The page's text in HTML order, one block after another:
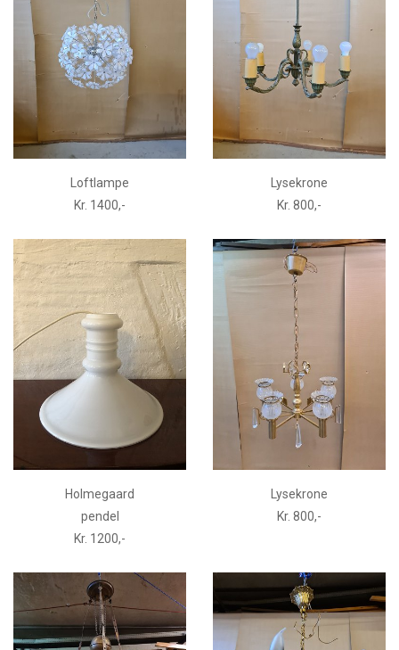
Loftlampe
Kr. 1400,-
Lysekrone
Kr. 800,-
Holmegaard
pendel
Kr. 1200,-
Lysekrone
Kr. 800,-